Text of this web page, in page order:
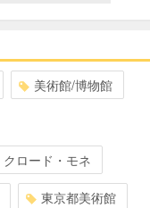
美術館/博物館
クロード・モネ
東京都美術館